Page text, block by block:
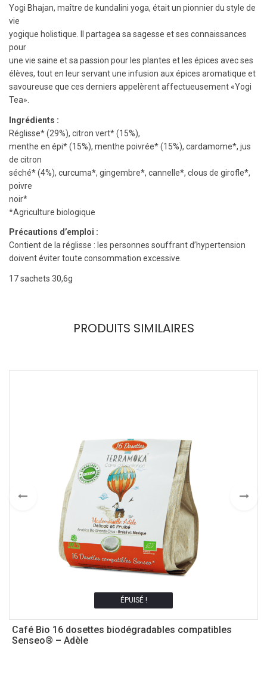
Yogi Bhajan, maître de kundalini yoga, était un pionnier du style de
vie
yogique holistique. Il partagea sa sagesse et ses connaissances
pour
une vie saine et sa passion pour les plantes et les épices avec ses
élèves, tout en leur servant une infusion aux épices aromatique et
savoureuse que ces derniers appelèrent affectueusement «Yogi
Tea».
Ingrédients :
Réglisse* (29%), citron vert* (15%),
menthe en épi* (15%), menthe poivrée* (15%), cardamome*, jus
de citron
séché* (4%), curcuma*, gingembre*, cannelle*, clous de girofle*,
poivre
noir*
*Agriculture biologique
Précautions d’emploi :
Contient de la réglisse : les personnes souffrant d’hypertension
doivent éviter toute consommation excessive.
17 sachets 30,6g
PRODUITS SIMILAIRES
ÉPUISÉ !
Café Bio 16 dosettes biodégradables compatibles
Senseo® – Adèle